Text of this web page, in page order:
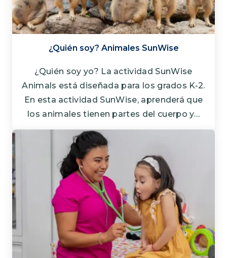
¿Quién soy? Animales SunWise
¿Quién soy yo? La actividad SunWise
Animals está diseñada para los grados K-2.
En esta actividad SunWise, aprenderá que
los animales tienen partes del cuerpo y…